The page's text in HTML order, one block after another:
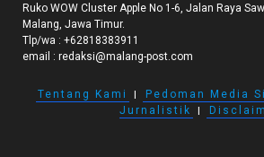
Ruko WOW Cluster Apple No 1-6, Jalan Raya
Malang, Jawa Timur.
Tlp/wa : +62818383911
email : redaksi@malang-post.com
Tentang Kami I Pedoman Media
Jurnalistik
I